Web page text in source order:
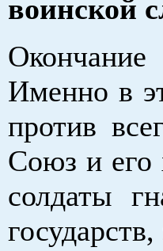
воинской
Именно в
против
Союз и его
солдаты